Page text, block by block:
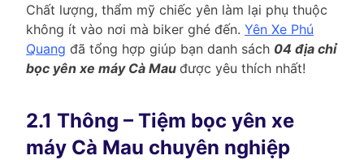
Chất lượng, thẩm mỹ chiếc yên làm lại phụ thuộc
không ít vào nơi mà biker ghé đến. Yên Xe Phú
Quang đã tổng hợp giúp bạn danh sách 04 địa chỉ
bọc yên xe máy Cà Mau được yêu thích nhất!
2.1 Thông – Tiệm bọc yên xe
máy Cà Mau chuyên nghiệp